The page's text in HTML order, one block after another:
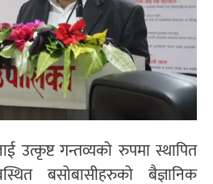
उत्कृष्ट गन्तव्यको रुपमा स्थापित
बसोबासीहरुको बैज्ञानिक